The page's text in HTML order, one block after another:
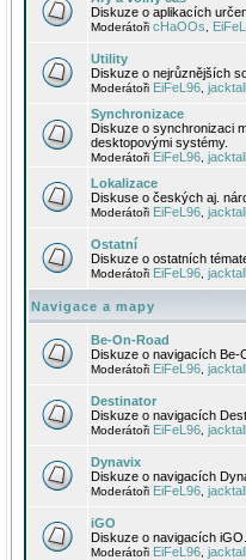
Diskuze o aplikacích
Moderátoři cHaOOs
Utility
Diskuze o nejrůznějších
Moderátoři EiFeL96
Synchronizace
Diskuze o synchronizaci
desktopovými systémy.
Moderátoři EiFeL96
Lokalizace
Diskuse o českých aj.
Moderátoři EiFeL96
Ostatní
Diskuze o ostatních
Moderátoři EiFeL96
Navigace a mapy
Be-On-Road
Diskuze o navigacích Be-
Moderátoři EiFeL96
Destinator
Diskuze o navigacích
Moderátoři EiFeL96
Dynavix
Diskuze o navigacích
Moderátoři EiFeL96
iGO
Diskuze o navigacích iGO.
Moderátoři EiFeL96